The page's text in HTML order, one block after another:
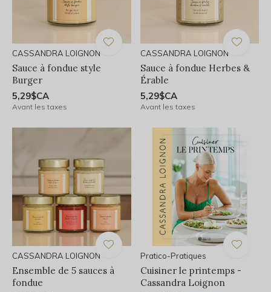
CASSANDRA LOIGNON
Sauce à fondue style
Burger
5,29$CA
Avant les taxes
CASSANDRA LOIGNON
Sauce à fondue Herbes &
Érable
5,29$CA
Avant les taxes
CASSANDRA LOIGNON
Ensemble de 5 sauces à
fondue
Pratico-Pratiques
Cuisiner le printemps -
Cassandra Loignon